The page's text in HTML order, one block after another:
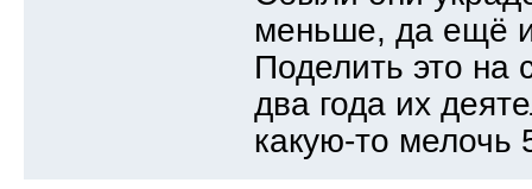
меньше, да ещё
Поделить это на
два года их
какую-то мелочь